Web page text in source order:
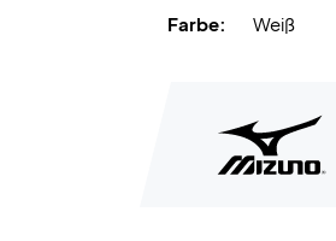
Farbe:
Weiß